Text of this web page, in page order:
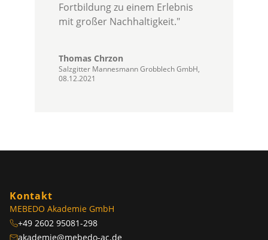
Fortbildung zu einem Erlebnis
mit großer Nachhaltigkeit."
Thomas Chrzon
Salzgitter Mannesmann Grobblech GmbH,
08.12.2021
Kontakt
MEBEDO Akademie GmbH
+49 2602 95081-298
akademie@mebedo-ac.de